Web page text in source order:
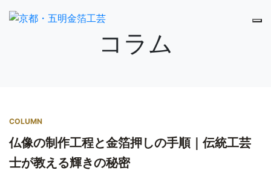
コラム
COLUMN
仏像の制作工程と金箔押しの手順｜伝統工芸
士が教える輝きの秘密